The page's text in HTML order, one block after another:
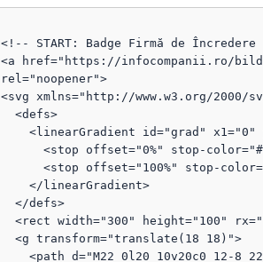
<!-- START: Badge Firmă de
<a href="https://infocompanii.ro/bild-
rel="noopener">
<svg xmlns="http://www.w3.org/2000/